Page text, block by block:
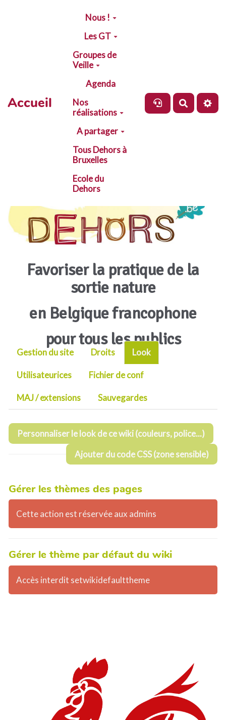
Aller au contenu principal
Accueil
Nous !
Les GT
Groupes de
Veille
Agenda
Nos
réalisations
A partager
Tous Dehors à
Bruxelles
Ecole du
Dehors
Favoriser la pratique de la
sortie nature
en Belgique francophone
pour tous les publics
Gestion du site Droits Look
Utilisateurices Fichier de conf
MAJ / extensions Sauvegardes
Personnaliser le look de ce wiki (couleurs, police...)
Ajouter du code CSS (zone sensible)
Gérer les thèmes des pages
Cette action est réservée aux admins
Gérer le thème par défaut du wiki
Accès interdit setwikidefaulttheme